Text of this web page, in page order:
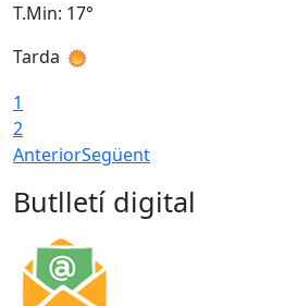
T.Min: 17°
Tarda
1
2
AnteriorSegüent
Butlletí digital